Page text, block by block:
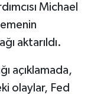
Michael
aktarıldı.
açıklamada,
olaylar, Fed